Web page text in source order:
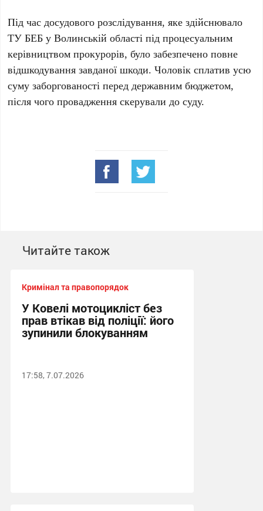
Під час досудового розслідування, яке здійснювало
ТУ БЕБ у Волинській області під процесуальним
керівництвом прокурорів, було забезпечено повне
відшкодування завданої шкоди. Чоловік сплатив усю
суму заборгованості перед державним бюджетом,
після чого провадження скерували до суду.
Читайте також
Кримінал та правопорядок
У Ковелі мотоцикліст без
прав втікав від поліції: його
зупинили блокуванням
17:58, 7.07.2026